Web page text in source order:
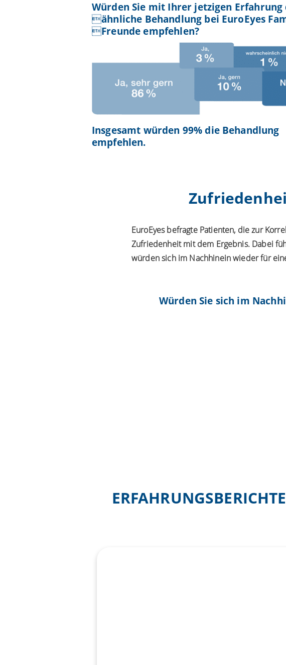
Würden Sie mit Ihrer jetzigen Erfahrung
ähnliche Behandlung bei EuroEyes
Freunde empfehlen?
Insgesamt würden 99% die Behandlung
empfehlen.
EuroEyes befragte Patienten, die zur
Zufriedenheit mit dem Ergebnis. Dabei
würden sich im Nachhinein wieder für
Würden Sie sich im